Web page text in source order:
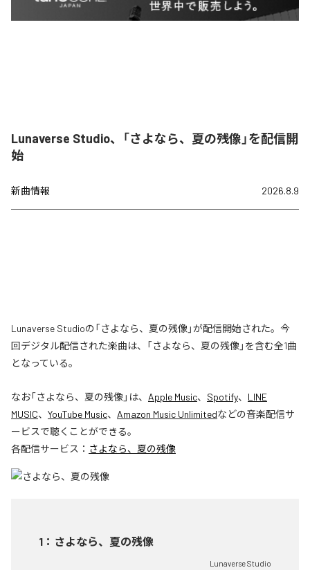
Lunaverse Studio、「さよなら、夏の残像」を配信開
始
新曲情報 2026.8.9
Lunaverse Studioの「さよなら、夏の残像」が配信開始された。今
回デジタル配信された楽曲は、「さよなら、夏の残像」を含む全1曲
となっている。
なお「さよなら、夏の残像」は、 Apple Music、 Spotify、 LINE
MUSIC、 YouTube Music、 Amazon Music Unlimitedなどの音楽配信サ
ービスで聴くことができる。
各配信サービス： さよなら、夏の残像
1 ： さよなら、夏の残像
Lunaverse Studio